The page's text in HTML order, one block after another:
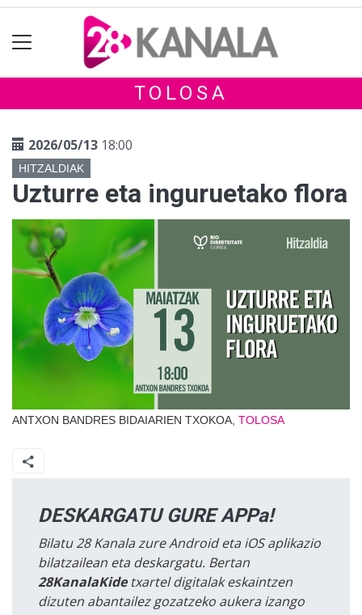
TOLOSA
2026/05/13 18:00
HITZALDIAK
Uzturre eta inguruetako flora
ANTXON BANDRES BIDAIARIEN TXOKOA, TOLOSA
DESKARGATU GURE APPa!
Bilatu 28 Kanala zure Android eta iOS aplikazio
bilatzailean eta deskargatu. Bertan
28KanalaKidetxartel digitalak eskaintzen
dizuten abantailez gozatzeko aukera izango